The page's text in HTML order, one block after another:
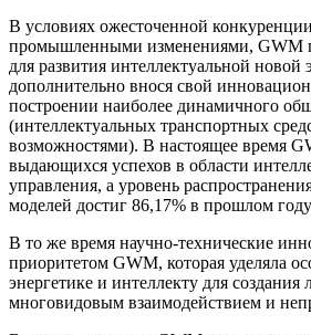
В условиях ожесточенной
промышленными изменениями, GWM
для развития интеллектуальной новой
дополнительно внося свой
построении наиболее динамичного
(интеллектуальных транспортных
возможностями). В настоящее время
выдающихся успехов в области
управления, а уровень
моделей достиг 86,17% в прошлом
В то же время научно-технические
приоритетом GWM, которая уделяла
энергетике и интеллекту для создания
многовидовым взаимодействием и